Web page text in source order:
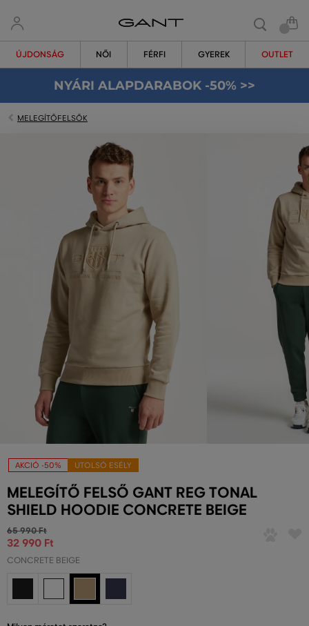
ÚJDONSÁG NŐI FÉRFI GYEREK OUTLET
NYÁRI ALAPDARABOK -50% >>
MELEGÍTŐFELSŐK
AKCIÓ -50% UTOLSÓ ESÉLY
MELEGÍTŐ FELSŐ GANT REG TONAL
SHIELD HOODIE CONCRETE BEIGE
65 990 Ft
32 990 Ft
CONCRETE BEIGE